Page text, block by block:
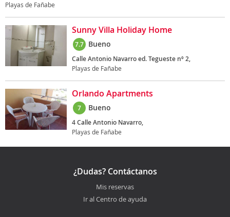
Playas de Fañabe
Sunny Villa Holiday Home
7.7 Bueno
Calle Antonio Navarro ed. Tegueste nº 2,
Playas de Fañabe
Orlando Apartments
7 Bueno
4 Calle Antonio Navarro,
Playas de Fañabe
¿Dudas? Contáctanos
Mis reservas
Ir al Centro de ayuda